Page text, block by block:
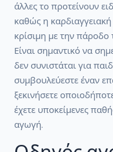
άλλες το προτείνουν
καθώς η καρδιαγγειακή
κρίσιμη με την πάροδο
Είναι σημαντικό να
δεν συνιστάται για
συμβουλεύεστε έναν
ξεκινήσετε
έχετε υποκείμενες
αγωγή.